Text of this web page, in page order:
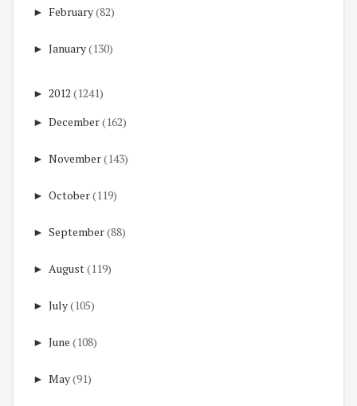
► February(82)
► January(130)
► 2012 (1241)
► December(162)
► November(143)
► October(119)
► September(88)
► August(119)
► July(105)
► June (108)
► May(91)